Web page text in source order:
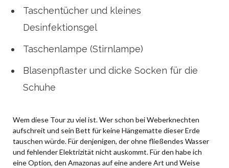
Taschentücher und kleines
Desinfektionsgel
Taschenlampe (Stirnlampe)
Blasenpflaster und dicke Socken für die
Schuhe
Wem diese Tour zu viel ist. Wer schon bei Weberknechten
aufschreit und sein Bett für keine Hängematte dieser Erde
tauschen würde. Für denjenigen, der ohne fließendes Wasser
und fehlender Elektrizität nicht auskommt. Für den habe ich
eine Option, den Amazonas auf eine andere Art und Weise